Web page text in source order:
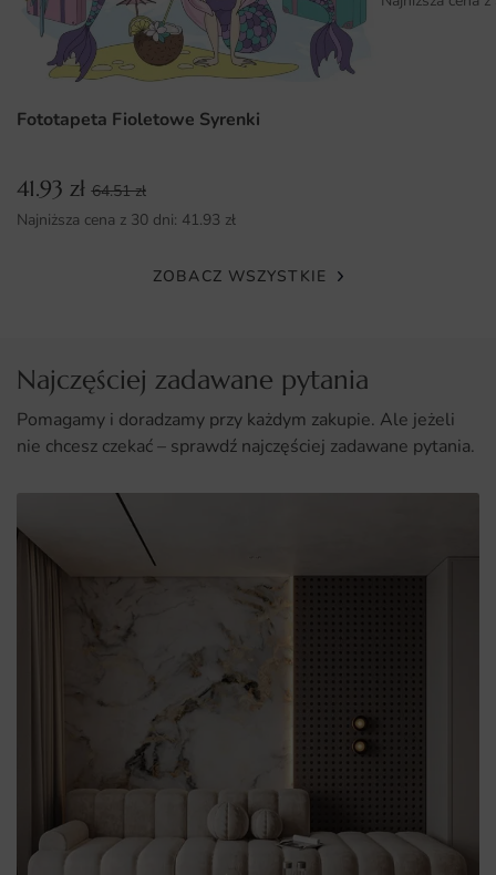
Fototapeta Fioletowe Syrenki
41.93 zł 64.51zł
Najniższa cena z 30 dni: 41.93 zł
ZOBACZ WSZYSTKIE
Najczęściej zadawane pytania
Pomagamy i doradzamy przy każdym zakupie. Ale jeżeli
nie chcesz czekać – sprawdź najczęściej zadawane pytania.